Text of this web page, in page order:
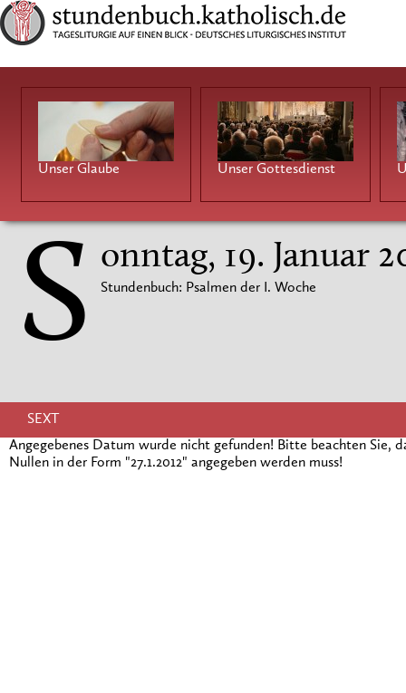
Unser Glaube Unser Gottesdienst
S onntag, 19. Januar
Stundenbuch: Psalmen der I. Woche
SEXT
Angegebenes Datum wurde nicht gefunden! Bitte beachten Sie,
Nullen in der Form "27.1.2012" angegeben werden muss!